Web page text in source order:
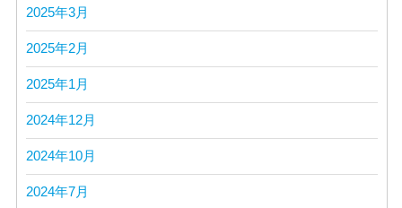
2025年3月
2025年2月
2025年1月
2024年12月
2024年10月
2024年7月